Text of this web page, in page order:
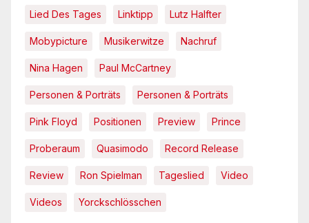
Lied Des Tages Linktipp Lutz Halfter
Mobypicture Musikerwitze Nachruf
Nina Hagen Paul McCartney
Personen & Porträts Personen & Porträts
Pink Floyd Positionen Preview Prince
Proberaum Quasimodo Record Release
Review Ron Spielman Tageslied Video
Videos Yorckschlösschen